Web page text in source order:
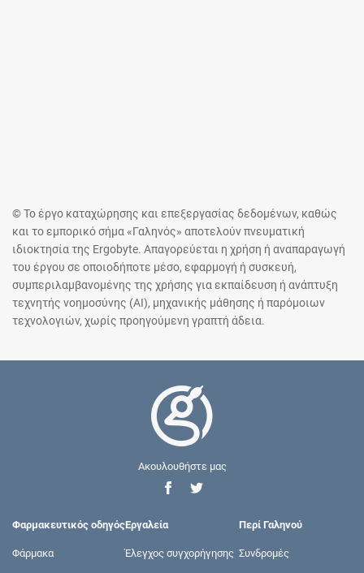
© Το έργο καταχώρησης και επεξεργασίας δεδομένων, καθώς
και το εμπορικό σήμα «Γαληνός» αποτελούν πνευματική
ιδιοκτησία της Ergobyte. Απαγορεύεται η χρήση ή αναπαραγωγή
του έργου σε οποιοδήποτε μέσο, εφαρμογή ή συσκευή,
συμπεριλαμβανομένης της χρήσης για εκπαίδευση ή ανάπτυξη
τεχνητής νοημοσύνης (AI), μηχανικής μάθησης ή παρόμοιων
τεχνολογιών, χωρίς προηγούμενη γραπτή άδεια.
Ακουλουθήστε μας
Φαρμακευτικός οδηγός
Φάρμακα
Εργαλεία
Έλεγχος συγχορήγησης
Περί Γαληνού
Συνδρομές